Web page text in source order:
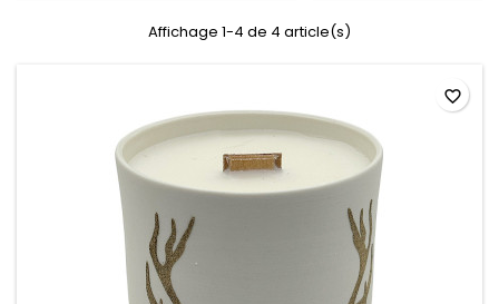
Affichage 1-4 de 4 article(s)
favorite_border